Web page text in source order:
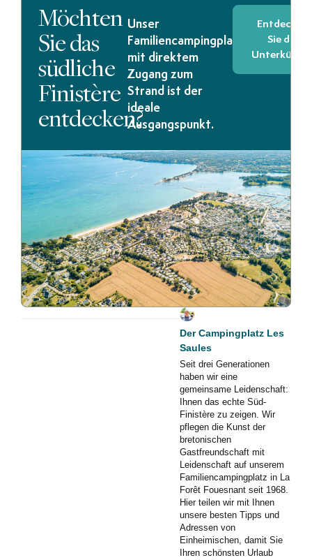
Möchten
Sie das
südliche
Finistère
entdecken?
Unser
Familiencampingplatz
mit direktem
Zugang zum
Strand ist der
ideale
Ausgangspunkt.
Entdecken
Sie die
Der Campingplatz Les
Saules
Seit drei Generationen
haben wir eine
gemeinsame Leidenschaft:
Ihnen das echte Süd-
Finistère zu zeigen. Wir
pflegen die Kunst der
bretonischen
Gastfreundschaft mit
Leidenschaft auf unserem
Familiencampingplatz in La
Forêt Fouesnant seit 1968.
Hier teilen wir mit Ihnen
unsere besten Tipps und
Adressen von
Einheimischen, damit Sie
Ihren schönsten Urlaub